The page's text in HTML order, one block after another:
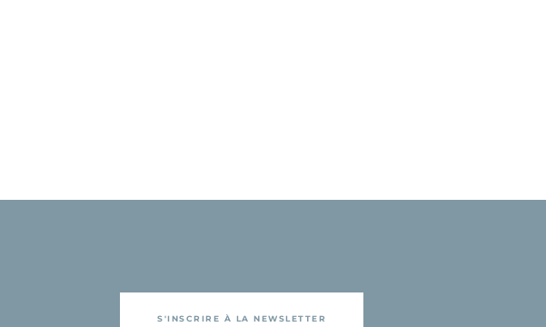
S'INSCRIRE À LA NEWSLETTER